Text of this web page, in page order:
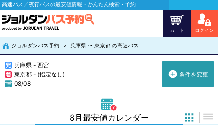
高速バス／夜行バスの最安値情報・かんたん検索・予約
カート ログイン
ジョルダンバス予約 兵庫県 〜 東京都 の高速バス
兵庫県 - 西宮
東京都 - (指定なし)
08/08
条件を変更
8月最安値カレンダー